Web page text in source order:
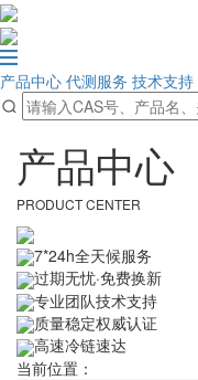
产品中心 代测服务 技术支持
产品中心
PRODUCT CENTER
7*24h全天候服务
过期无忧·免费换新
专业团队技术支持
质量稳定权威认证
高速冷链速达
当前位置：